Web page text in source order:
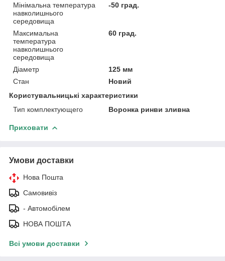
Мінімальна температура
навколишнього
середовища
-50 град.
Максимальна
температура
навколишнього
середовища
60 град.
Діаметр
125 мм
Стан
Новий
Користувальницькі характеристики
Тип комплектующего
Воронка ринви зливна
Приховати
Умови доставки
Нова Пошта
Самовивіз
- Автомобілем
НОВА ПОШТА
Всі умови доставки